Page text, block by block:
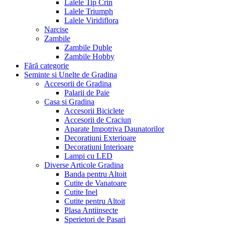
Lalele Tip Crin
Lalele Triumph
Lalele Viridiflora
Narcise
Zambile
Zambile Duble
Zambile Hobby
Fără categorie
Seminte si Unelte de Gradina
Accesorii de Gradina
Palarii de Paie
Casa si Gradina
Accesorii Biciclete
Accesorii de Craciun
Aparate Impotriva Daunatorilor
Decoratiuni Exterioare
Decoratiuni Interioare
Lampi cu LED
Diverse Articole Gradina
Banda pentru Altoit
Cutite de Vanatoare
Cutite Inel
Cutite pentru Altoit
Plasa Antiinsecte
Sperietori de Pasari